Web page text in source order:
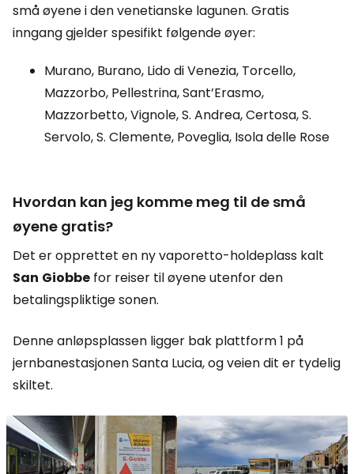
små øyene i den venetianske lagunen. Gratis
inngang gjelder spesifikt følgende øyer:
Murano, Burano, Lido di Venezia, Torcello,
Mazzorbo, Pellestrina, Sant’Erasmo,
Mazzorbetto, Vignole, S. Andrea, Certosa, S.
Servolo, S. Clemente, Poveglia, Isola delle Rose
Hvordan kan jeg komme meg til de små
øyene gratis?
Det er opprettet en ny vaporetto-holdeplass kalt
San Giobbe for reiser til øyene utenfor den
betalingspliktige sonen.
Denne anløpsplassen ligger bak plattform 1 på
jernbanestasjonen Santa Lucia, og veien dit er tydelig
skiltet.